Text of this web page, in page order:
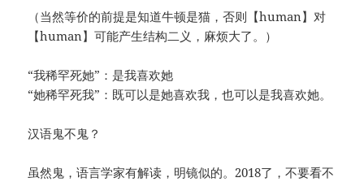
（当然等价的前提是知道牛顿是猫，否则【human】对
【human】可能产生结构二义，麻烦大了。）
“我稀罕死她”：是我喜欢她
“她稀罕死我”：既可以是她喜欢我，也可以是我喜欢她。
汉语鬼不鬼？
虽然鬼，语言学家有解读，明镜似的。2018了，不要看不